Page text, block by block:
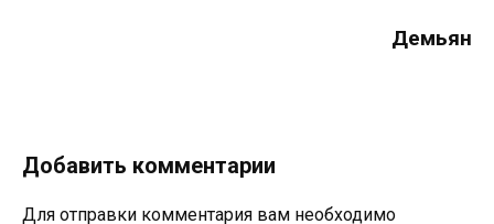
Демьян
Добавить комментарии
Для отправки комментария вам необходимо